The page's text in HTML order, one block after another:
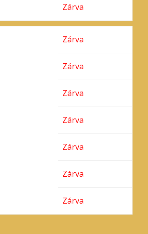
Zárva
Zárva
Zárva
Zárva
Zárva
Zárva
Zárva
Zárva